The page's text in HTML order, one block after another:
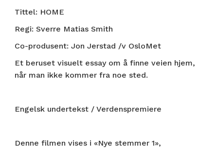
Tittel: HOME
Regi: Sverre Matias Smith
Co-produsent: Jon Jerstad /v OsloMet
Et beruset visuelt essay om å finne veien hjem,
når man ikke kommer fra noe sted.
Engelsk undertekst / Verdenspremiere
Denne filmen vises i «Nye stemmer 1»,